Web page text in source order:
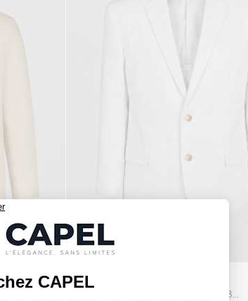
390,00 € capel
Veste Coton/Lin Grande Taille Blanche Capel Grande Taille